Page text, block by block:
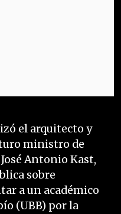
el arquitecto y
ministro de
Antonio Kast,
sobre
a un académico
(UBB) por la